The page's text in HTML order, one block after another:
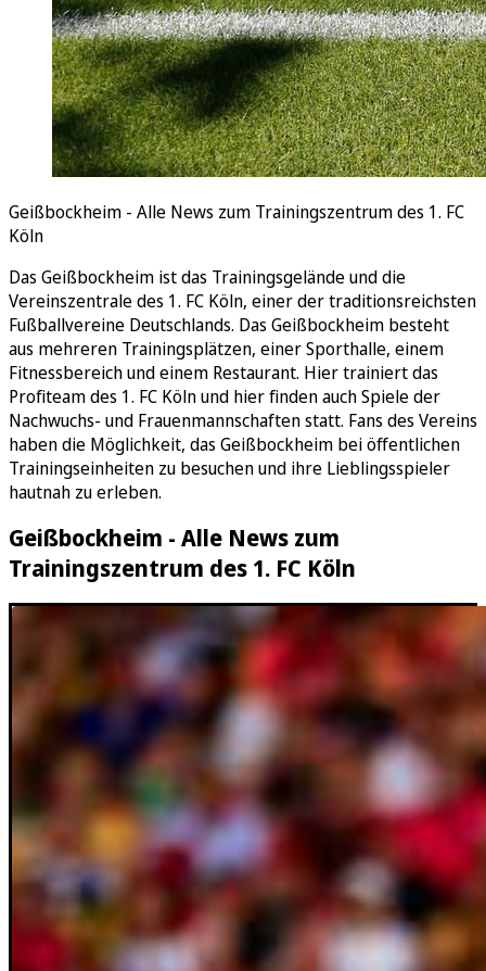
Geißbockheim - Alle News zum Trainingszentrum des 1. FC
Köln
Das Geißbockheim ist das Trainingsgelände und die
Vereinszentrale des 1. FC Köln, einer der traditionsreichsten
Fußballvereine Deutschlands. Das Geißbockheim besteht
aus mehreren Trainingsplätzen, einer Sporthalle, einem
Fitnessbereich und einem Restaurant. Hier trainiert das
Profiteam des 1. FC Köln und hier finden auch Spiele der
Nachwuchs- und Frauenmannschaften statt. Fans des Vereins
haben die Möglichkeit, das Geißbockheim bei öffentlichen
Trainingseinheiten zu besuchen und ihre Lieblingsspieler
hautnah zu erleben.
Geißbockheim - Alle News zum
Trainingszentrum des 1. FC Köln